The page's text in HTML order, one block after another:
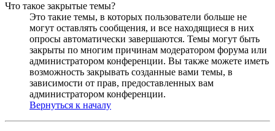
Что такое закрытые темы?
Это такие темы, в которых пользователи больше не
могут оставлять сообщения, и все находящиеся в них
опросы автоматически завершаются. Темы могут быть
закрыты по многим причинам модератором форума или
администратором конференции. Вы также можете иметь
возможность закрывать созданные вами темы, в
зависимости от прав, предоставленных вам
администратором конференции.
Вернуться к началу